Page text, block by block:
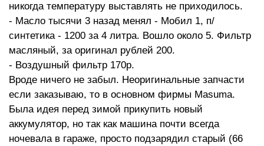
никогда температуру выставлять не приходилось.
- Масло тысячи 3 назад менял - Мобил 1, п/
синтетика - 1200 за 4 литра. Вошло около 5. Фильтр
масляный, за оригинал рублей 200.
- Воздушный фильтр 170р.
Вроде ничего не забыл. Неоригинальные запчасти
если заказываю, то в основном фирмы Masuma.
Была идея перед зимой прикупить новый
аккумулятор, но так как машина почти всегда
ночевала в гараже, просто подзарядил старый (66